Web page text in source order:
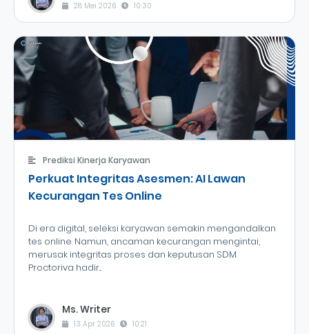
28 Mei 2026 10:30
Prediksi Kinerja Karyawan
Perkuat Integritas Asesmen: AI Lawan
Kecurangan Tes Online
Di era digital, seleksi karyawan semakin mengandalkan
tes online. Namun, ancaman kecurangan mengintai,
merusak integritas proses dan keputusan SDM.
Proctoriva hadir...
Ms. Writer
13 Apr 2026 10:21